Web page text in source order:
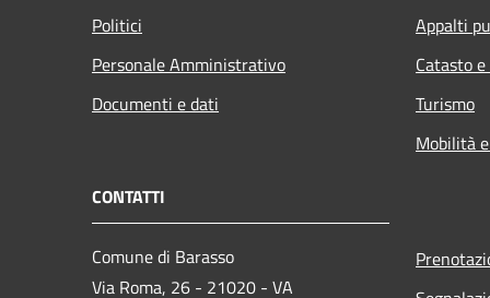
Politici
Personale Amministrativo
Documenti e dati
Appalti
Catasto
Turismo
Mobilità
CONTATTI
Comune di Barasso
Via Roma, 26 - 21020 - VA